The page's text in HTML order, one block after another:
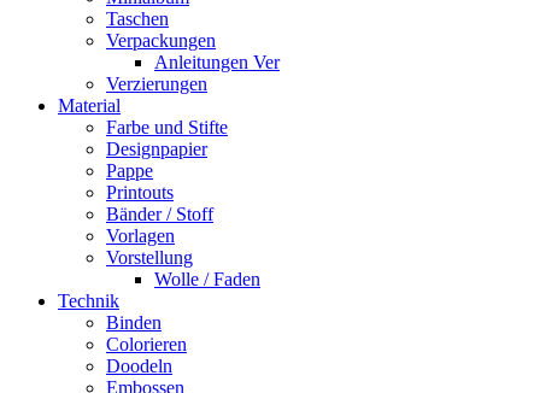
Taschen
Verpackungen
Anleitungen Ver
Verzierungen
Material
Farbe und Stifte
Designpapier
Pappe
Printouts
Bänder / Stoff
Vorlagen
Vorstellung
Wolle / Faden
Technik
Binden
Colorieren
Doodeln
Embossen